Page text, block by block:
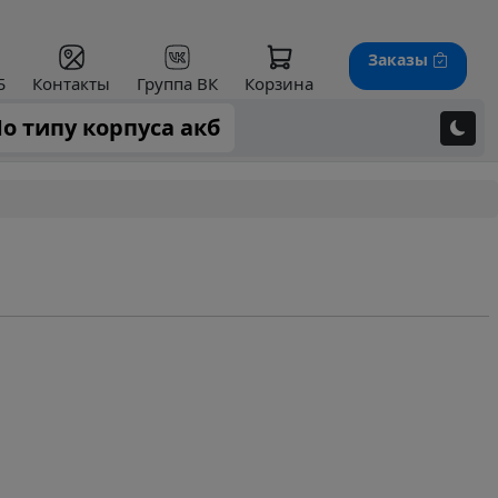
Контакты Группа ВК Корзина
Заказы
типу корпуса акб